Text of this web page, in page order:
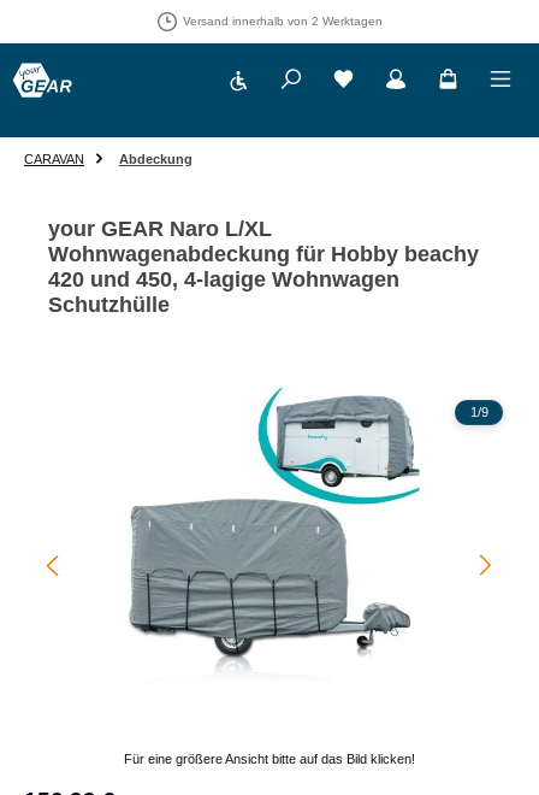
Versand innerhalb von 2 Werktagen
Werkzeugleiste anzeigenDu hast 0 Produkte auf
CARAVAN Abdeckung
your GEAR Naro L/XL
Wohnwagenabdeckung für Hobby beachy
420 und 450, 4-lagige Wohnwagen
Schutzhülle
Für eine größere Ansicht bitte auf das Bild klicken!
1/9